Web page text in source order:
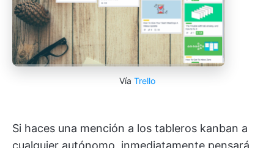
Vía Trello
Si haces una mención a los tableros kanban a
cualquier autónomo, inmediatamente pensará